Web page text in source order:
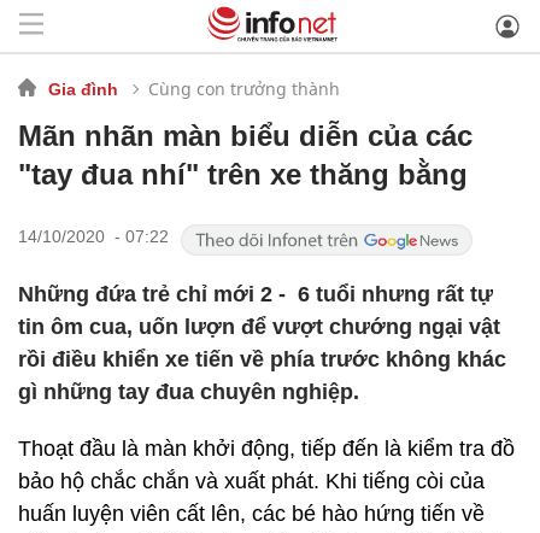
Gia đình Cùng con trưởng thành
Mãn nhãn màn biểu diễn của các
"tay đua nhí" trên xe thăng bằng
14/10/2020 - 07:22
Những đứa trẻ chỉ mới 2 - 6 tuổi nhưng rất tự
tin ôm cua, uốn lượn để vượt chướng ngại vật
rồi điều khiển xe tiến về phía trước không khác
gì những tay đua chuyên nghiệp.
Thoạt đầu là màn khởi động, tiếp đến là kiểm tra đồ
bảo hộ chắc chắn và xuất phát. Khi tiếng còi của
huấn luyện viên cất lên, các bé hào hứng tiến về